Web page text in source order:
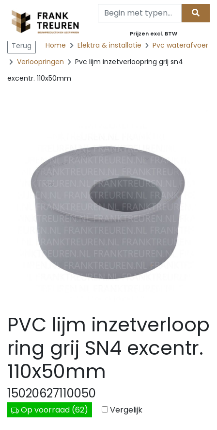
Prijzen excl. BTW
Terug Home Elektra & installatie
Pvc waterafvoer
Verloopringen
Pvc lijm inzetverloopring grij sn4
excentr. 110x50mm
PVC lijm inzetverloop
ring grij SN4 excentr.
110x50mm
15020627110050
Op voorraad (62) Vergelijk